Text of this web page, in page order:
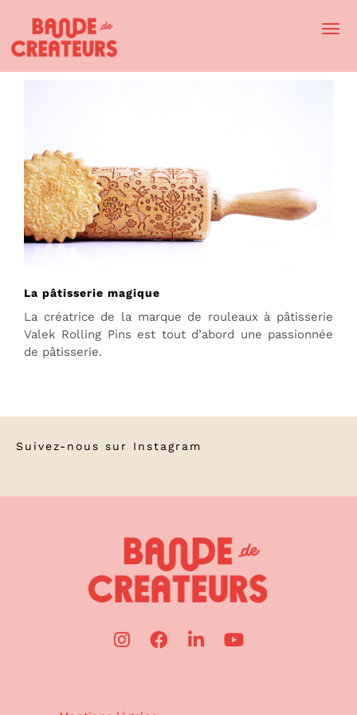
La pâtisserie magique
La créatrice de la marque de rouleaux à pâtisserie
Valek Rolling Pins est tout d’abord une passionnée
de pâtisserie.
Suivez-nous sur Instagram